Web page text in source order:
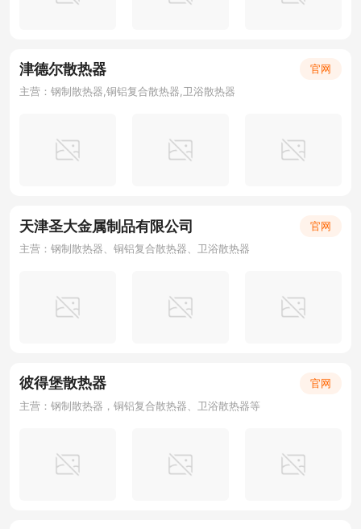
津德尔散热器
官网
主营：钢制散热器,铜铝复合散热器,卫浴散热器
天津圣大金属制品有限公司
官网
主营：钢制散热器、铜铝复合散热器、卫浴散热器
彼得堡散热器
官网
主营：钢制散热器，铜铝复合散热器、卫浴散热器等